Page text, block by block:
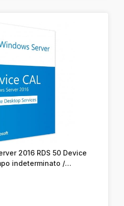
2016 RDS 50 Device
indeterminato /
prodotto